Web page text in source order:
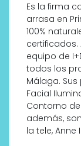
Es la firma
arrasa en
100%
certificados.
equipo de
todos los
Málaga.
Facial
Contorno de
además,
la tele, Anne